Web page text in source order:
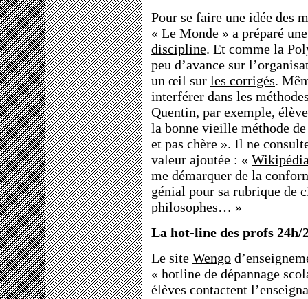
Pour se faire une idée des
« Le Monde » a préparé
discipline. Et comme la
peu d’avance sur
un œil sur les corrigés.
interférer dans les
Quentin, par exemple,
la bonne vieille méthode
et pas chère ». Il ne
valeur ajoutée : «
me démarquer de la
génial pour sa rubrique de
philosophes… »
La hot-line des profs 24h/
Le site Wengo
« hotline de dépannage
élèves contactent